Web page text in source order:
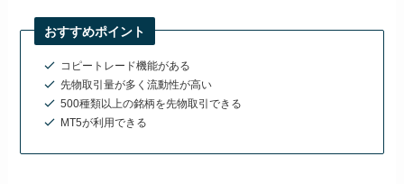
おすすめポイント
コピートレード機能がある
先物取引量が多く流動性が高い
500種類以上の銘柄を先物取引できる
MT5が利用できる